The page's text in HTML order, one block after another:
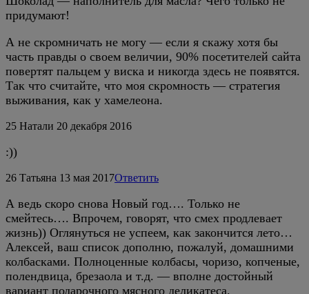
придумают!
А не скромничать не могу — если я скажу хотя бы
часть правды о своем величии, 90% посетителей сайта
повертят пальцем у виска и никогда здесь не появятся.
Так что считайте, что моя скромность — стратегия
выживания, как у хамелеона.
25 Натали 20 декабря 2016
:))
26 Татьяна 13 мая 2017Ответить
А ведь скоро снова Новый год…. Только не
смейтесь…. Впрочем, говорят, что смех продлевает
жизнь)) Оглянуться не успеем, как закончится лето…
Алексей, ваш список дополню, пожалуй, домашними
колбасками. Полноценные колбасы, чоризо, копченые,
полендвица, брезаола и т.д. — вполне достойный
вариант подарочного мясного деликатеса.